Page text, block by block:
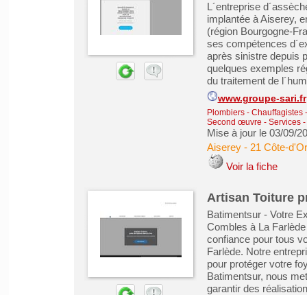
L´entreprise
implantée à Aiserey,
(région Bourgogne-
ses compétences
après sinistre depuis
quelques exemples
du traitement de
www.groupe-sari.fr
Plombiers - Chauffagistes
Second œuvre - Services
Mise à jour le 03/09/
Aiserey- 21 Côte-d'Or
Voir la fiche
Artisan Toiture
Batimentsur - Votre
Combles à La
confiance pour tous
Farlède. Notre
pour protéger votre
Batimentsur, nous
garantir des